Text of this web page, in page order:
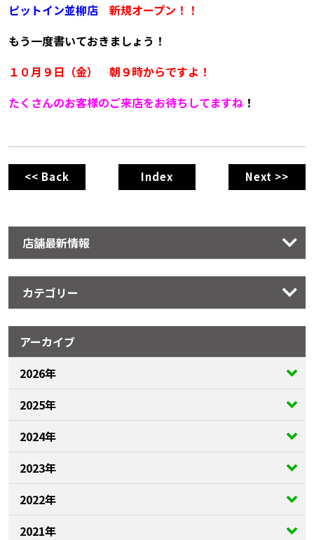
ピットイン並柳店 新規オープン！！
もう一度書いておきましょう！
１０月９日（金） 朝９時からですよ！
たくさんのお客様のご来店をお待ちしてますね ！
<< Back Index Next >>
店舗最新情報
カテゴリー
アーカイブ
2026年
2025年
2024年
2023年
2022年
2021年